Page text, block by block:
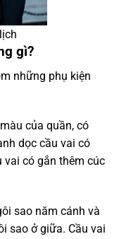
gì?​
những phụ kiện
của quần, có
dọc cầu vai có
vai có gắn thêm cúc
sao năm cánh và
sao ở giữa. Cầu vai